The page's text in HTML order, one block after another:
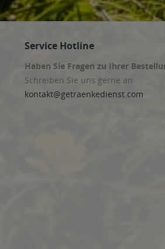
Service Hotline
Haben Sie Fragen zu Ihrer
Schreiben Sie uns gerne an
kontakt@getraenkedienst.com